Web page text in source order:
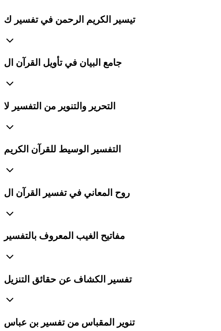
تيسير الكريم الرحمن في تفسير ك
جامع البيان في تأويل القرآن ال
التحرير والتنوير من التفسير لا
التفسير الوسيط للقرآن الكريم
روح المعاني في تفسير القرآن ال
مفاتيح الغيب المعروف بالتفسير
تفسير الكشاف عن حقائق التنزيل
تنوير المقباس من تفسير بن عباس